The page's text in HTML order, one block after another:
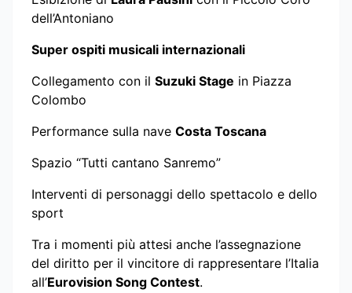
dell’Antoniano
Super ospiti musicali internazionali
Collegamento con il Suzuki Stage in Piazza
Colombo
Performance sulla nave Costa Toscana
Spazio “Tutti cantano Sanremo”
Interventi di personaggi dello spettacolo e dello
sport
Tra i momenti più attesi anche l’assegnazione
del diritto per il vincitore di rappresentare l’Italia
all’Eurovision Song Contest.